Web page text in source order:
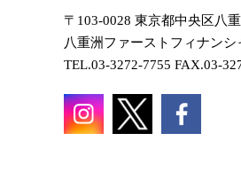
〒103-0028 東京都中央区八
八重洲ファーストフィナンシ
TEL.03-3272-7755 FAX.03-